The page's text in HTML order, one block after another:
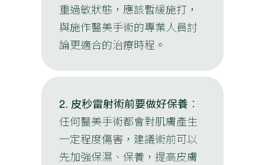
重過敏狀態，應該暫緩施打，
與施作醫美手術的專業人員討
論更適合的治療時程。
2. 皮秒雷射術前要做好保養 ：
任何醫美手術都會對肌膚產生
一定程度傷害，建議術前可以
先加強保濕、保養，提高皮膚